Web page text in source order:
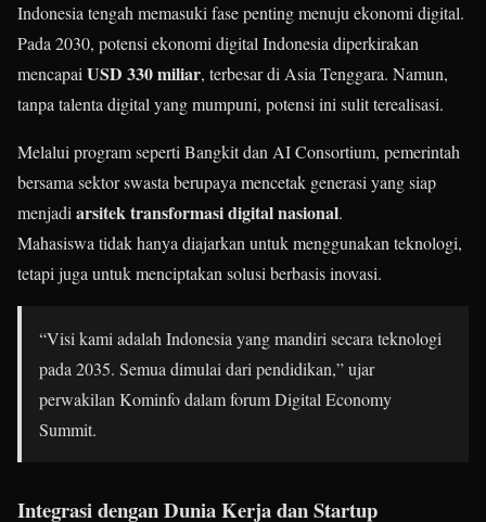
Indonesia tengah memasuki fase penting menuju ekonomi digital.
Pada 2030, potensi ekonomi digital Indonesia diperkirakan
mencapaiUSD 330 miliar, terbesar di Asia Tenggara. Namun,
tanpa talenta digital yang mumpuni, potensi ini sulit terealisasi.
Melalui program seperti Bangkit dan AI Consortium, pemerintah
bersama sektor swasta berupaya mencetak generasi yang siap
menjadiarsitek transformasi digital nasional.
Mahasiswa tidak hanya diajarkan untuk menggunakan teknologi,
tetapi juga untuk menciptakan solusi berbasis inovasi.
“Visi kami adalah Indonesia yang mandiri secara teknologi
pada 2035. Semua dimulai dari pendidikan,” ujar
perwakilan Kominfo dalam forum Digital Economy
Summit.
Integrasi dengan Dunia Kerja dan Startup